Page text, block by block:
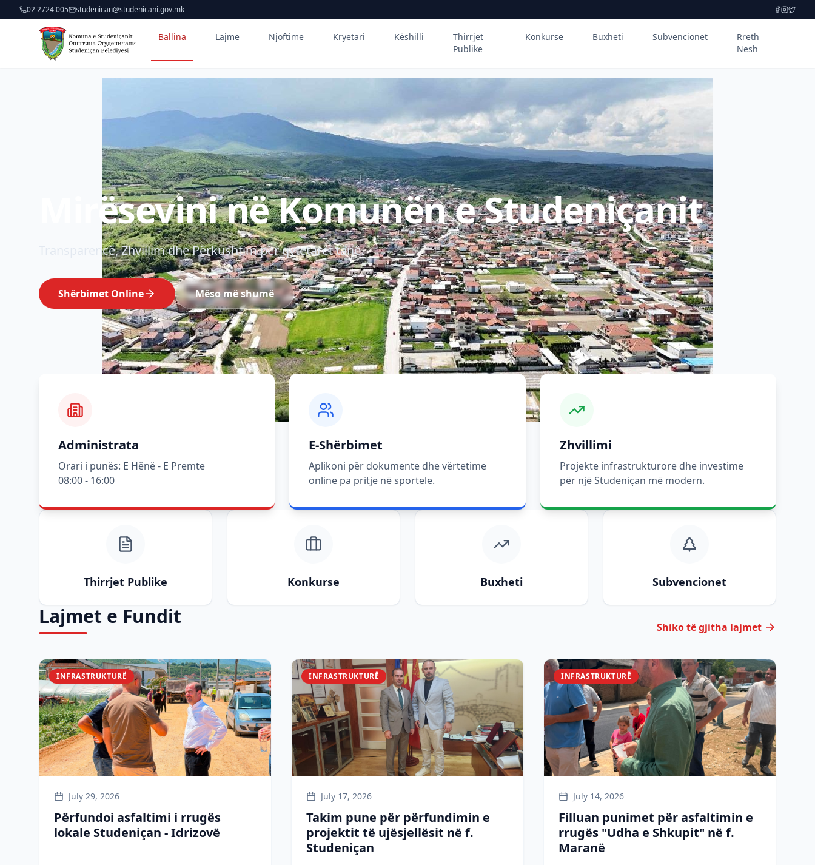
02 2724 005 studenican@studenicani.gov.mk
Ballina Lajme Njoftime Kryetari Këshilli
Thirrjet
Publike
Konkurse Buxheti Subvencionet
Rreth
Nesh
Mirësevini në Komunën e Studeniçanit
Transparencë, Zhvillim dhe Përkushtim për qytetarët tanë.
Shërbimet Online Mëso më shumë
Administrata
Orari i punës: E Hënë - E Premte
08:00 - 16:00
E-Shërbimet
Aplikoni për dokumente dhe vërtetime
online pa pritje në sportele.
Zhvillimi
Projekte infrastrukturore dhe investime
për një Studeniçan më modern.
Thirrjet Publike Konkurse Buxheti Subvencionet
Lajmet e Fundit Shiko të gjitha lajmet
INFRASTRUKTURË
July 29, 2026
Përfundoi asfaltimi i rrugës
lokale Studeniçan - Idrizovë
INFRASTRUKTURË
July 17, 2026
Takim pune për përfundimin e
projektit të ujësjellësit në f.
Studeniçan
INFRASTRUKTURË
July 14, 2026
Filluan punimet për asfaltimin e
rrugës "Udha e Shkupit" në f.
Maranë